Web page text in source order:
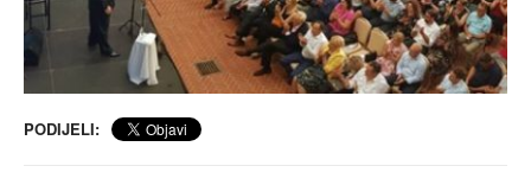
PODIJELI: